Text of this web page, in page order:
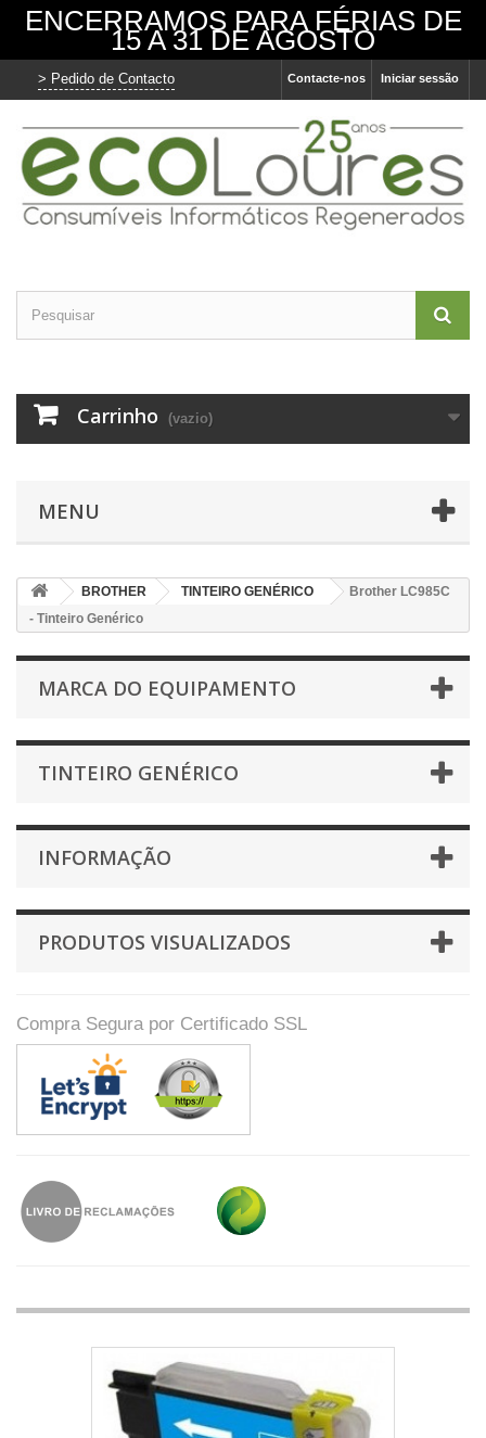
O nosso site usa cookies
Utilizamos cookies e outras tecnologias de
medição para melhorar a sua experiência de
navegação no nosso site, de forma a
mostrar conteúdo personalizado, anúncios
Alterar as minhas preferências
ENCERRAMOS PARA FÉRIAS DE
15 A 31 DE AGOSTO
Iniciar sessão
Contacte-nos
> Pedido de Contacto
Carrinho (vazio)
MENU
BROTHER TINTEIRO GENÉRICO
Brother LC985C
- Tinteiro Genérico
MARCA DO EQUIPAMENTO
TINTEIRO GENÉRICO
INFORMAÇÃO
PRODUTOS VISUALIZADOS
Compra Segura por Certificado SSL